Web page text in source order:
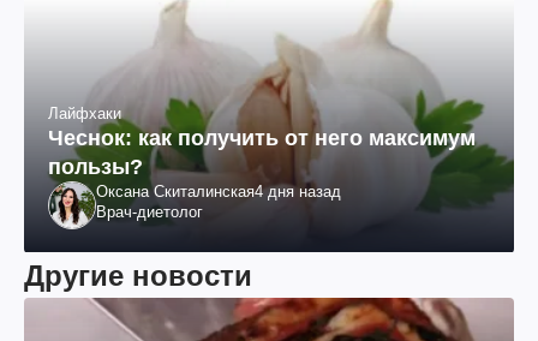
Лайфхаки
Чеснок: как получить от него максимум
пользы?
Оксана Скиталинская4 дня назад
Врач-диетолог
Другие новости